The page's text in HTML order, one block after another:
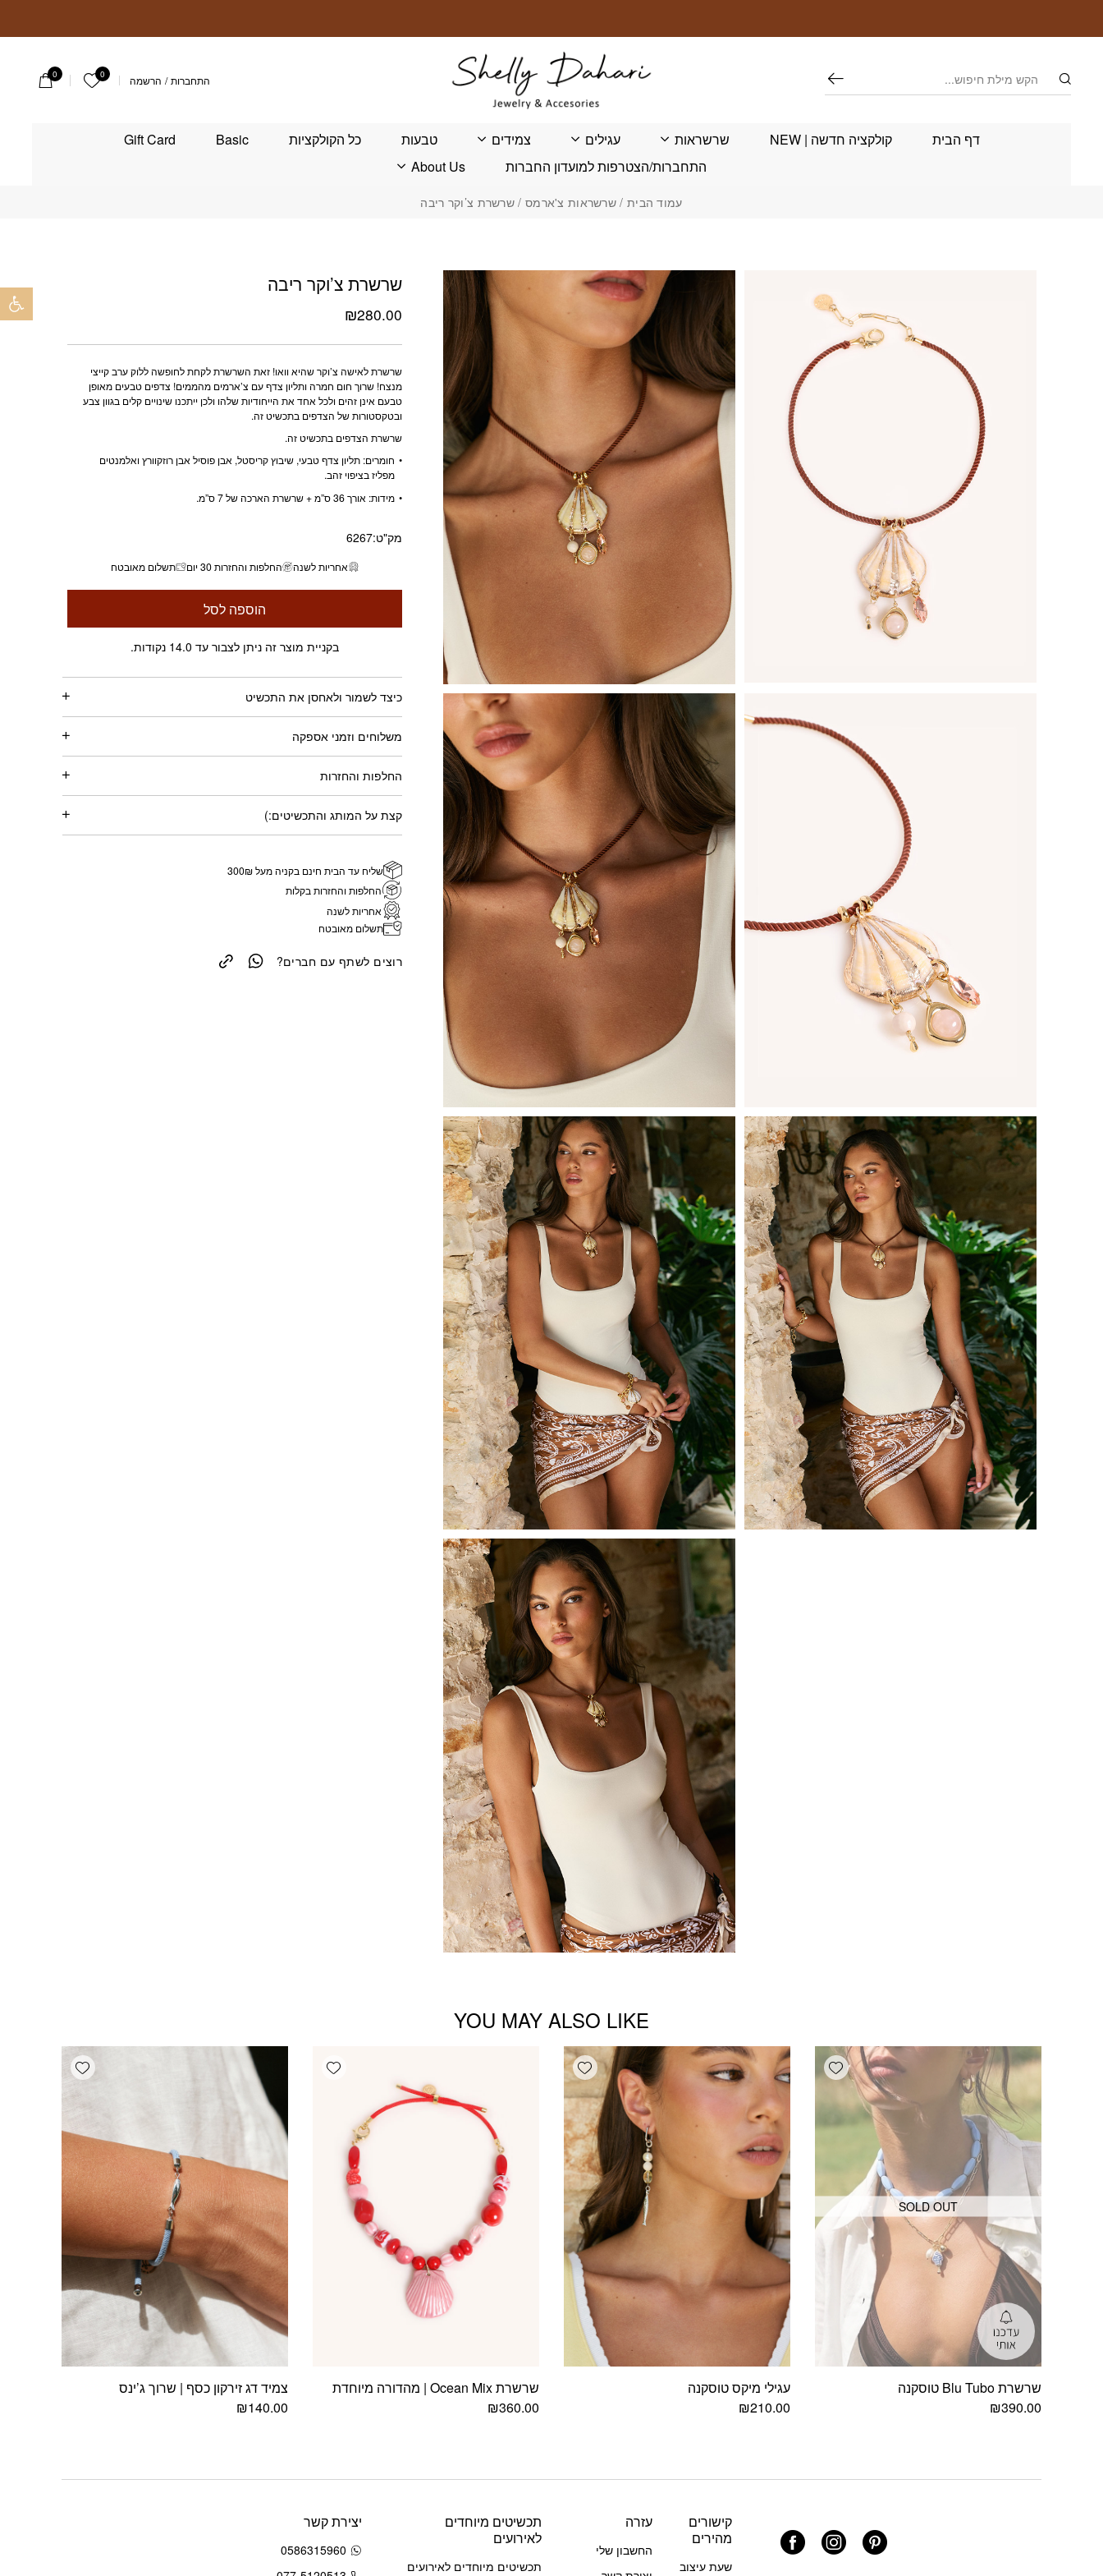
התחברות / הרשמה 0 הרשימה שלי
0 חיפוש
דף הבית קולקציה חדשה | NEW שרשראות עגילים צמידים טבעות כל הקולקציות Basic
Gift Card
התחברות/הצטרפות למועדון החברות
About Us
עמוד הבית / שרשראות צ'ארמס / שרשרת צ’וקר ריבה
שרשרת צ’וקר ריבה
₪280.00
שרשרת לאישה צ’וקר שהיא וואו! זאת השרשרת לקחת לחופשה ללוק ערב קייצי
מנצח! שרוך חום חמרה ותליון צדף עם צ’ארמים מהממים! צדפים טבעים מאופן
טבעם אינן זהים ולכל אחד את הייחודיות שלהו ולכן ייתכנו שינויים קלים בגוון צבע
ובטקסטורות של הצדפים בתכשיט זה.
שרשרת הצדפים בתכשיט זה.
חומרים: תליון צדף טבעי, שיבוץ קריסטל, אבן פוסיל אבן רוזקוורץ ואלמנטים
מפליז בציפוי זהב.
מידות: אורך 36 ס”מ + שרשרת הארכה של 7 ס”מ.
מק"ט:6267
אחריות לשנה החלפות והחזרות 30 יום תשלום מאובטח
הוספה לסל
בקניית מוצר זה ניתן לצבור עד 14.0 נקודות.
כיצד לשמור ולאחסן את התכשיט
משלוחים וזמני אספקה
החלפות והחזרות
קצת על המותג והתכשיטים:)
שליח עד הבית חינם בקניה מעל 300₪
החלפות והחזרות בקלות
אחריות לשנה
תשלום מאובטח
רוצים לשתף עם חברים?
YOU MAY ALSO LIKE
Add wishlist
SOLD OUT
שרשרת Blu Tubo טוסקנה
₪390.00
Add wishlist
עגילי מיקס טוסקנה
₪210.00
Add wishlist
שרשרת Ocean Mix | מהדורה מיוחדת
₪360.00
Add wishlist
צמיד דג זירקון כסף | שרוך ג’ינס
₪140.00
קישורים
מהירים
שעת עיצוב
עזרה
החשבון שלי
תכשיטים מיוחדים
לאירועים
תכשיטים מיוחדים לאירועים
יצירת קשר
0586315960